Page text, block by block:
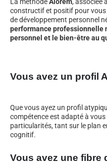
constructif et positif pour vous
de développement personnel
performance professionnelle
personnel et le bien-être au
Vous avez un profil
Que vous ayez un profil
compétence est adapté à
particularités, tant sur le plan
cognitif.
Vous avez une fibre